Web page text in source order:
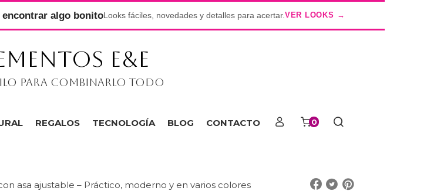
algo bonitoLooks fáciles, novedades y detalles para acertar. VER LOOKS →
E&E
para combinarlo todo
REGALOS TECNOLOGÍA BLOG CONTACTO 0
asa ajustable – Práctico, moderno y en varios colores